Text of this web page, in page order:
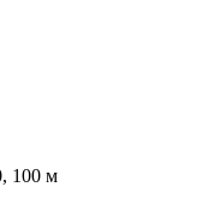
100 м